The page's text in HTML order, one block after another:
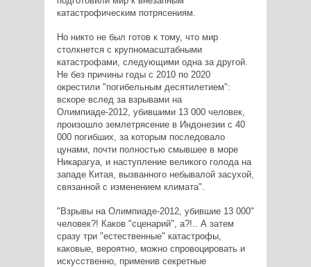
катастрофическим потрясениям.
Но никто не был готов к тому, что мир
столкнется с крупномасштабными
катастрофами, следующими одна за другой.
Не без причины годы с 2010 по 2020
окрестили "погибельным десятилетием":
вскоре вслед за взрывами на
Олимпиаде-2012, убившими 13 000 человек,
произошло землетрясение в Индонезии с 40
000 погибших, за которым последовало
цунами, почти полностью смывшее в море
Никарагуа, и наступление великого голода на
западе Китая, вызванного небывалой засухой,
связанной с изменением климата".
"Взрывы на Олимпиаде-2012, убившие 13 000"
человек?! Каков "сценарий", а?!.. А затем
сразу три "естественные" катастрофы,
каковые, вероятно, можно спровоцировать и
искусственно, применив секретные